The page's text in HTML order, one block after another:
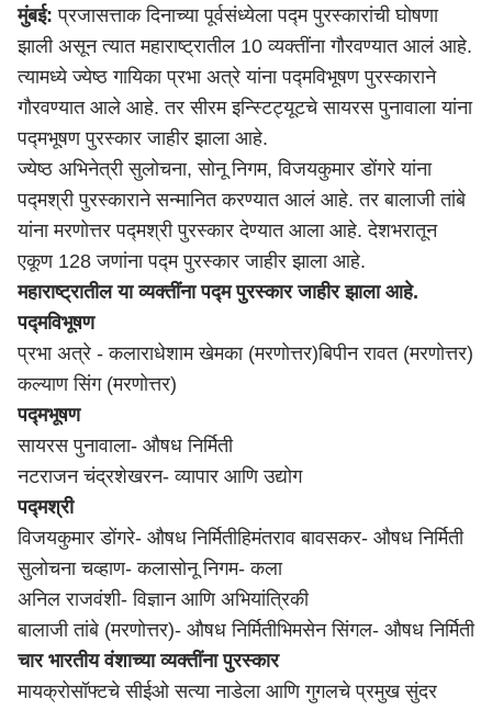
मुंबई: प्रजासत्ताक दिनाच्या पूर्वसंध्येला पद्म पुरस्कारांची घोषणा
झाली असून त्यात महाराष्ट्रातील 10 व्यक्तींना गौरवण्यात आलं आहे.
त्यामध्ये ज्येष्ठ गायिका प्रभा अत्रे यांना पद्मविभूषण पुरस्काराने
गौरवण्यात आले आहे. तर सीरम इन्स्टिट्यूटचे सायरस पुनावाला यांना
पद्मभूषण पुरस्कार जाहीर झाला आहे.
ज्येष्ठ अभिनेत्री सुलोचना, सोनू निगम, विजयकुमार डोंगरे यांना
पद्मश्री पुरस्काराने सन्मानित करण्यात आलं आहे. तर बालाजी तांबे
यांना मरणोत्तर पद्मश्री पुरस्कार देण्यात आला आहे. देशभरातून
एकूण 128 जणांना पद्म पुरस्कार जाहीर झाला आहे.
महाराष्ट्रातील या व्यक्तींना पद्म पुरस्कार जाहीर झाला आहे.
पद्मविभूषण
प्रभा अत्रे - कलाराधेशाम खेमका (मरणोत्तर)बिपीन रावत (मरणोत्तर)
कल्याण सिंग (मरणोत्तर)
पद्मभूषण
सायरस पुनावाला- औषध निर्मिती
नटराजन चंद्रशेखरन- व्यापार आणि उद्योग
पद्मश्री
विजयकुमार डोंगरे- औषध निर्मितीहिमंतराव बावसकर- औषध निर्मिती
सुलोचना चव्हाण- कलासोनू निगम- कला
अनिल राजवंशी- विज्ञान आणि अभियांत्रिकी
बालाजी तांबे (मरणोत्तर)- औषध निर्मितीभिमसेन सिंगल- औषध निर्मिती
चार भारतीय वंशाच्या व्यक्तींना पुरस्कार
मायक्रोसॉफ्टचे सीईओ सत्या नाडेला आणि गुगलचे प्रमुख सुंदर